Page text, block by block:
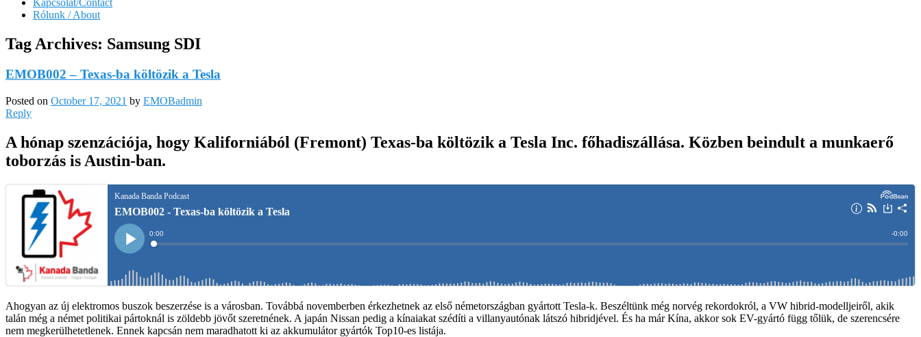
Kapcsolat/Contact
Rólunk / About
Tag Archives: Samsung SDI
EMOB002 – Texas-ba költözik a Tesla
Posted on October 17, 2021 by EMOBadmin
Reply
A hónap szenzációja, hogy Kaliforniából (Fremont) Texas-ba költözik a Tesla Inc. főhadiszállása. Közben beindult a munkaerő
toborzás is Austin-ban.
Ahogyan az új elektromos buszok beszerzése is a városban. Továbbá novemberben érkezhetnek az első németországban gyártott Tesla-k. Beszéltünk még norvég rekordokról, a VW hibrid-modelljeiről, akik
talán még a német politikai pártoknál is zöldebb jövőt szeretnének. A japán Nissan pedig a kínaiakat szédíti a villanyautónak látszó hibridjével. És ha már Kína, akkor sok EV-gyártó függ tőlük, de szerencsére
nem megkerülhetetlenek. Ennek kapcsán nem maradhatott ki az akkumulátor gyártók Top10-es listája.